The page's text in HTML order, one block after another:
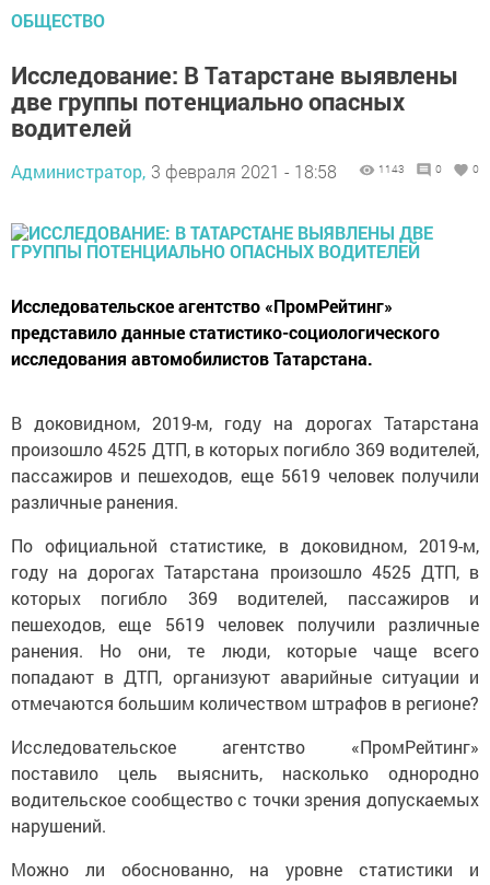
ОБЩЕСТВО
Исследование: В Татарстане выявлены
две группы потенциально опасных
водителей
Администратор, 3 февраля 2021 - 18:58 1143 0 0
Исследовательское агентство «ПромРейтинг»
представило данные статистико-социологического
исследования автомобилистов Татарстана.
В доковидном, 2019-м, году на дорогах Татарстана
произошло 4525 ДТП, в которых погибло 369 водителей,
пассажиров и пешеходов, еще 5619 человек получили
различные ранения.
По официальной статистике, в доковидном, 2019-м,
году на дорогах Татарстана произошло 4525 ДТП, в
которых погибло 369 водителей, пассажиров и
пешеходов, еще 5619 человек получили различные
ранения. Но они, те люди, которые чаще всего
попадают в ДТП, организуют аварийные ситуации и
отмечаются большим количеством штрафов в регионе?
Исследовательское агентство «ПромРейтинг»
поставило цель выяснить, насколько однородно
водительское сообщество с точки зрения допускаемых
нарушений.
Можно ли обоснованно, на уровне статистики и